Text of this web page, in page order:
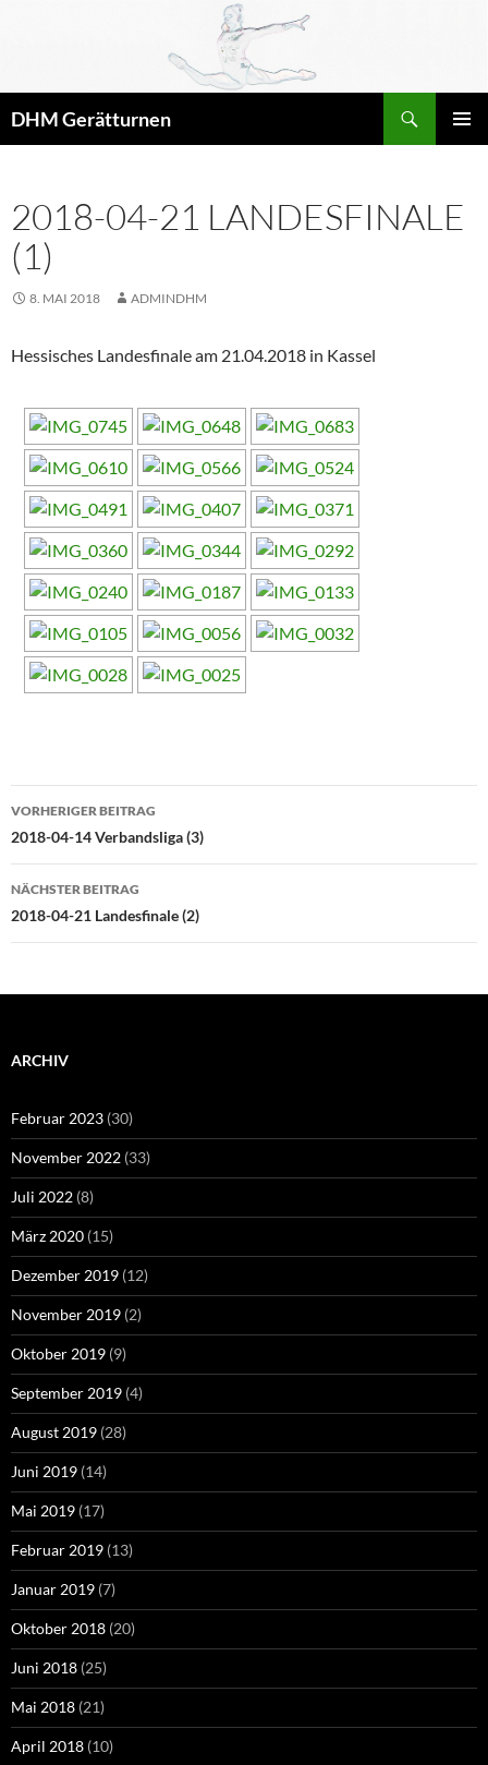
DHM Gerätturnen
2018-04-21 LANDESFINALE
(1)
8. MAI 2018 ADMINDHM
Hessisches Landesfinale am 21.04.2018 in Kassel
Beitragsnavigation
VORHERIGER BEITRAG
2018-04-14 Verbandsliga (3)
NÄCHSTER BEITRAG
2018-04-21 Landesfinale (2)
ARCHIV
Februar 2023 (30)
November 2022 (33)
Juli 2022 (8)
März 2020 (15)
Dezember 2019 (12)
November 2019 (2)
Oktober 2019 (9)
September 2019 (4)
August 2019 (28)
Juni 2019 (14)
Mai 2019 (17)
Februar 2019 (13)
Januar 2019 (7)
Oktober 2018 (20)
Juni 2018 (25)
Mai 2018 (21)
April 2018 (10)